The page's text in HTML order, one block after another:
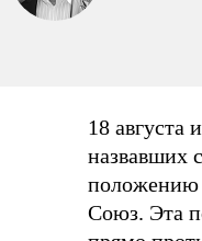
18 августа
назвавших
положению
Союз. Эта